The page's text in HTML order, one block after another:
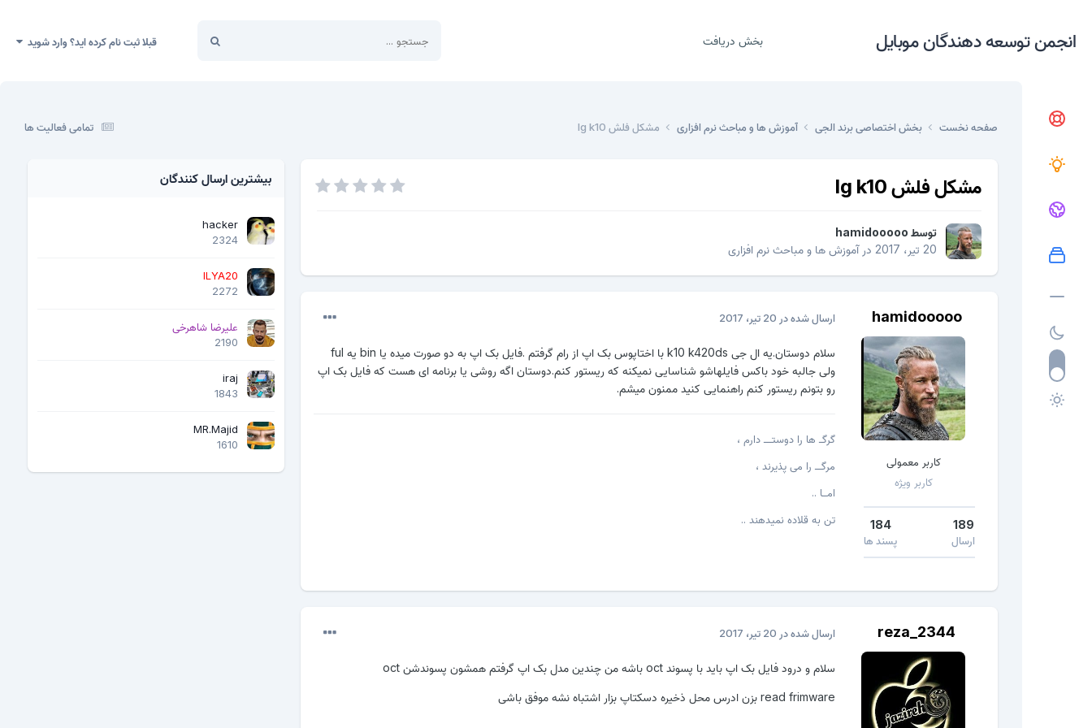
انجمن توسعه دهندگان موبایل بخش دریافت قبلا ثبت نام کرده اید؟ وارد شوید
تمامی فعالیت ها صفحه نخست بخش اختصاصی برند الجی آموزش ها و مباحث نرم افزاری مشکل فلش lg k10
مشکل فلش lg k10
توسط hamidooooo
20 تیر، 2017
درآموزش ها و مباحث نرم افزاری
hamidooooo
کاربر معمولی
کاربر ویژه
189
ارسال
184
پسند ها
ارسال شده در 20 تیر، 2017
سلام دوستان.یه ال جی k10 k420ds با اختاپوس بک اپ از رام گرفتم .فایل بک اپ به دو صورت میده یا bin یه ful
ولی جالبه خود باکس فایلهاشو شناسایی نمیکنه که ریستور کنم.دوستان اگه روشی یا برنامه ای هست که فایل بک اپ
رو بتونم ریستور کنم راهنمایی کنید ممنون میشم.
گرگــ ها را دوستـــــ دارم ،
مرگــــ را می پذیرند ،
امـــا ..
تن به قلاده نمیدهند ..
reza_2344 ارسال شده در 20 تیر، 2017
سلام و درود فایل بک اپ باید با پسوند oct باشه من چندین مدل بک اپ گرفتم همشون پسوندشن oct
read frimware بزن ادرس محل ذخیره دسکتاپ بزار اشتباه نشه موفق باشی
بیشترین ارسال کنندگان
hacker
2324
ILYA20
2272
علیرضا شاهرخی
2190
iraj
1843
MR.Majid
1610